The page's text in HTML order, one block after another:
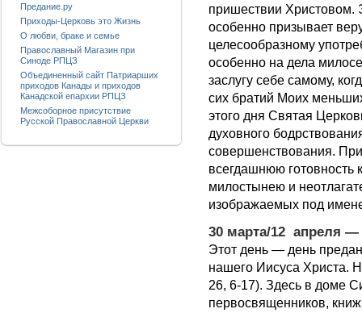
пришествии Христовом.
особенно призывает
целесообразному
особенно на дела
заслугу себе самому,
сих братий Моих
этого дня Святая
духовного
совершенствования.
всегдашнюю готовность
милостынею и
изображаемых под
30 марта/12 апреля
Этот день — день
нашего Иисуса Христа.
26, 6-17). Здесь в доме
первосвященников,
Предание.ру
Приходы-Церковь это Жизнь
О любви, браке и семье
Православный Магазин при
Синоде РПЦЗ
Объединенный сайт Патриарших
приходов Канады и приходов
Канадской епархии РПЦЗ
Межсоборное присутствие
Русской Православной Церкви